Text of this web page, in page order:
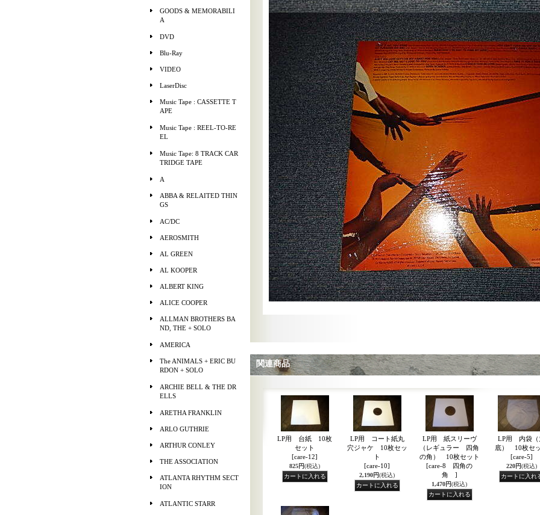
GOODS & MEMORABILI
A
DVD
Blu-Ray
VIDEO
LaserDisc
Music Tape : CASSETTE T
APE
Music Tape : REEL-TO-RE
EL
Music Tape: 8 TRACK CAR
TRIDGE TAPE
A
ABBA & RELAITED THIN
GS
AC/DC
AEROSMITH
AL GREEN
AL KOOPER
ALBERT KING
ALICE COOPER
ALLMAN BROTHERS BA
ND, THE + SOLO
AMERICA
The ANIMALS + ERIC BU
RDON + SOLO
ARCHIE BELL & THE DR
ELLS
ARETHA FRANKLIN
ARLO GUTHRIE
ARTHUR CONLEY
THE ASSOCIATION
ATLANTA RHYTHM SECT
ION
ATLANTIC STARR
関連商品
LP用 台紙 10枚
セット
[care-12]
825円(税込)
LP用 コート紙丸
穴ジャケ 10枚セッ
ト
[care-10]
2,190円(税込)
LP用 紙スリーヴ
（レギュラー 四角
の角） 10枚セット
[care-8 四角の
角 ]
1,470円(税込)
LP用 内袋（
底） 10枚セ
[care-5]
220円(税込)